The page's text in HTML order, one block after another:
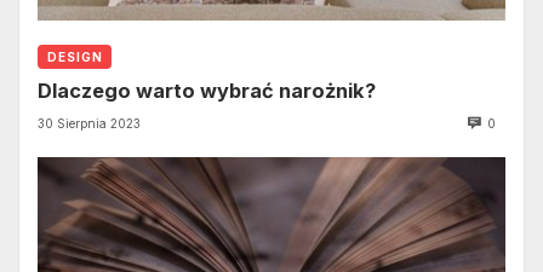
DESIGN
Dlaczego warto wybrać narożnik?
30 Sierpnia 2023 0